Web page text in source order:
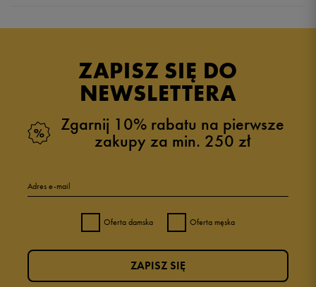
ZAPISZ SIĘ DO
NEWSLETTERA
Zgarnij 10% rabatu na pierwsze
zakupy za min. 250 zł
Adres e-mail
Oferta damska Oferta męska
ZAPISZ SIĘ